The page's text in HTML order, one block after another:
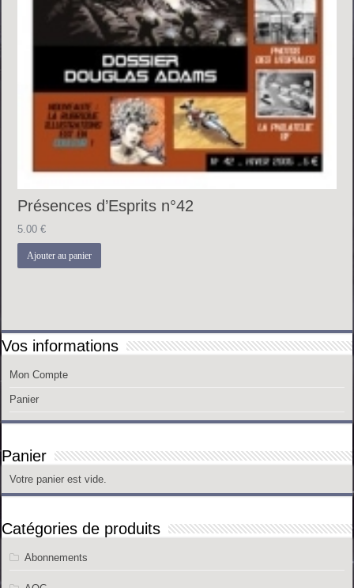
Présences d’Esprits n°42
5.00€
Ajouter au panier
Vos informations
Mon Compte
Panier
Panier
Votre panier est vide.
Catégories de produits
Abonnements